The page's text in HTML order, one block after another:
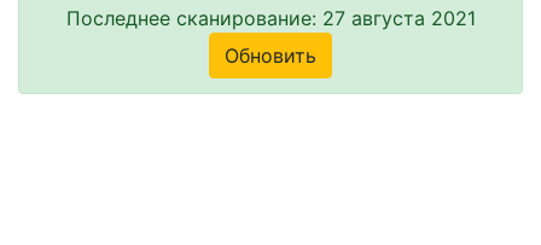
Последнее сканирование: 27 августа 2021
Обновить